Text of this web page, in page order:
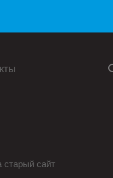
старый сайт